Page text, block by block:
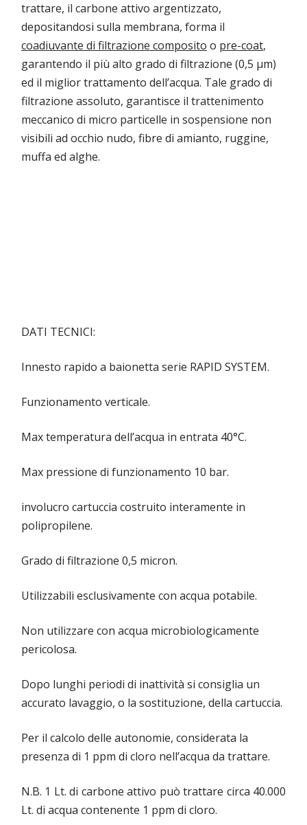
trattare, il carbone attivo argentizzato,
depositandosi sulla membrana, forma il
coadiuvante di filtrazione composito o pre-coat,
garantendo il più alto grado di filtrazione (0,5 µm)
ed il miglior trattamento dell’acqua. Tale grado di
filtrazione assoluto, garantisce il trattenimento
meccanico di micro particelle in sospensione non
visibili ad occhio nudo, fibre di amianto, ruggine,
muffa ed alghe.
DATI TECNICI:
Innesto rapido a baionetta serie RAPID SYSTEM.
Funzionamento verticale.
Max temperatura dell’acqua in entrata 40°C.
Max pressione di funzionamento 10 bar.
involucro cartuccia costruito interamente in
polipropilene.
Grado di filtrazione 0,5 micron.
Utilizzabili esclusivamente con acqua potabile.
Non utilizzare con acqua microbiologicamente
pericolosa.
Dopo lunghi periodi di inattività si consiglia un
accurato lavaggio, o la sostituzione, della cartuccia.
Per il calcolo delle autonomie, considerata la
presenza di 1 ppm di cloro nell’acqua da trattare.
N.B. 1 Lt. di carbone attivo può trattare circa 40.000
Lt. di acqua contenente 1 ppm di cloro.